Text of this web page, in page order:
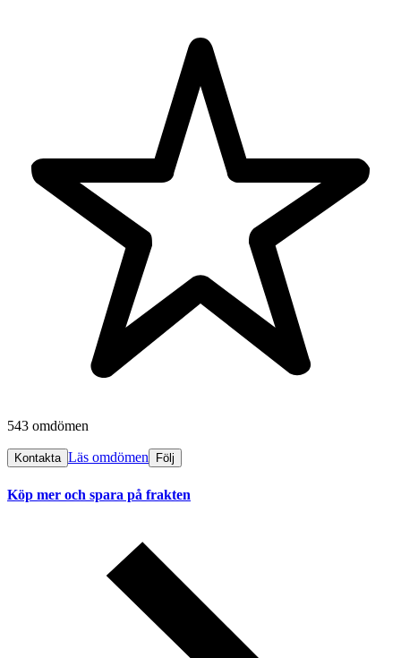
543 omdömen
Kontakta Läs omdömen Följ
Köp mer och spara på frakten